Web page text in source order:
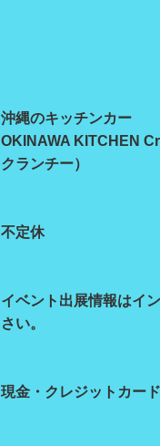
沖縄のキッチンカー
OKINAWA KITCHEN
クランチー）
不定休
イベント出展情報はイ
さい。
現金・クレジットカー